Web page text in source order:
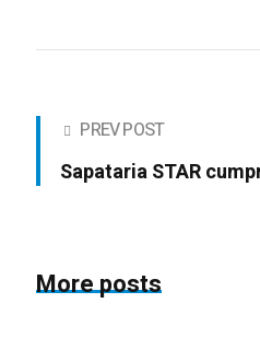
PREV POST
Sapataria STAR
More posts